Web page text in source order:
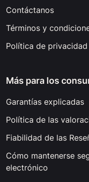
Contáctanos
Términos y
Política de privacidad
Más para los
Garantías explicadas
Política de las
Fiabilidad de las
Cómo mantenerse
electrónico